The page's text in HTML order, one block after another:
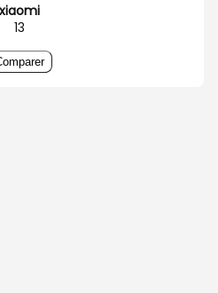
xiaomi
13